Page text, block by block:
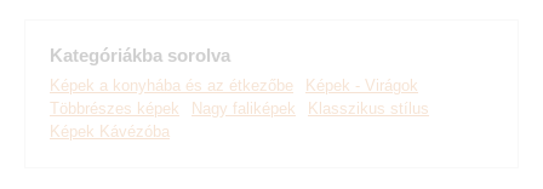
Tökéletesen illik az étkezőbe
Egyszerű fali rögzítés
Kategóriákba sorolva
Képek a konyhába és az étkezőbe
Képek - Virágok
Többrészes képek
Nagy faliképek
Klasszikus stílus
Képek Kávézóba